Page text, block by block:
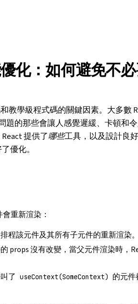
化：如何避免不
教學級程式碼的關鍵因素。大多數
的那些會讓人感覺遲緩、卡頓和令
提供了哪些工具，以及設計良
優化。
重新渲染：
程該元件及其所有子元件的重新渲染。
props 沒有改變，當父元件渲染時，
了 useContext(SomeContext)
的元件